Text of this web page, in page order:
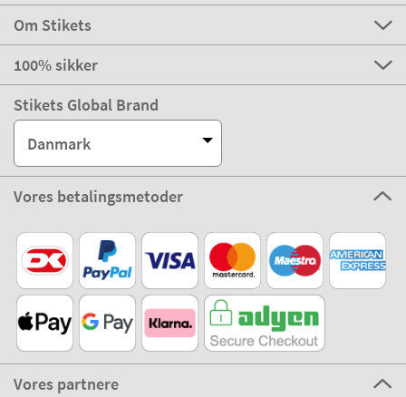
Om Stikets
100% sikker
Stikets Global Brand
Danmark
Vores betalingsmetoder
Vores partnere